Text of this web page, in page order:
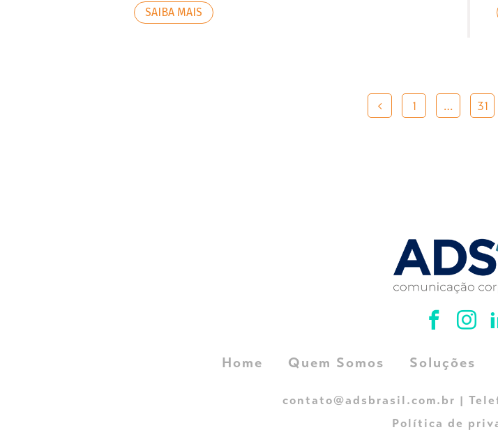
SAIBA MAIS
1 … 31
Home Quem Somos Soluções
contato@adsbrasil.com.br |
Política de